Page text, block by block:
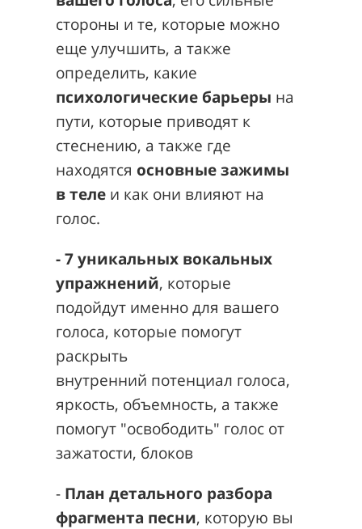
стороны и те, которые можно
еще улучшить, а также
определить, какие
психологические барьеры на
пути, которые приводят к
стеснению, а также где
находятся основные зажимы
в теле и как они влияют на
голос.
- 7 уникальных вокальных
упражнений, которые
подойдут именно для вашего
голоса, которые помогут
раскрыть
внутренний потенциал голоса,
яркость, объемность, а также
помогут "освободить" голос от
зажатости, блоков
- План детального разбора
фрагмента песни, которую вы